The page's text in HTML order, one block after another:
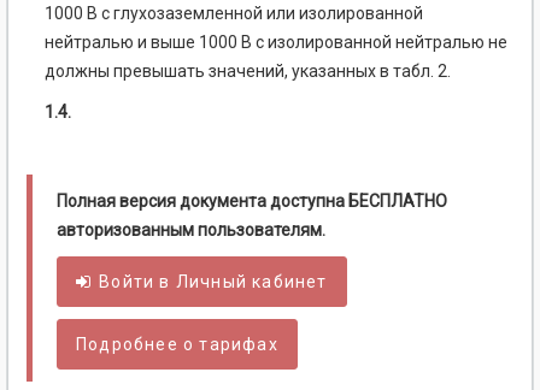
1000 В с глухозаземленной или изолированной
нейтралью и выше 1000 В с изолированной нейтралью не
должны превышать значений, указанных в табл. 2.
1.4.
Полная версия документа доступна БЕСПЛАТНО
авторизованным пользователям.
Войти в Личный кабинет
Подробнее о тарифах